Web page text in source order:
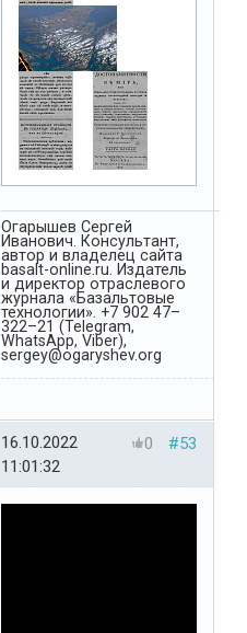
Огарышев Сергей
Иванович. Консультант,
автор и владелец сайта
basalt-online.ru. Издатель
и директор отраслевого
журнала «Базальтовые
технологии». +7 902 47–
322–21 (Telegram,
WhatsApp, Viber),
sergey@ogaryshev.org
#53
0
16.10.2022
11:01:32